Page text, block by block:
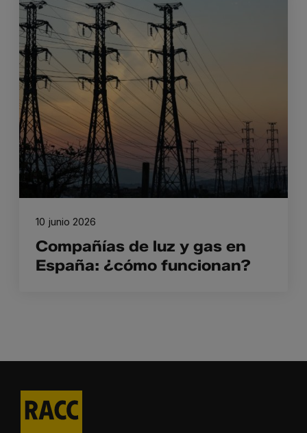
Compañías de luz y gas en
España: ¿cómo funcionan?
10 junio 2026